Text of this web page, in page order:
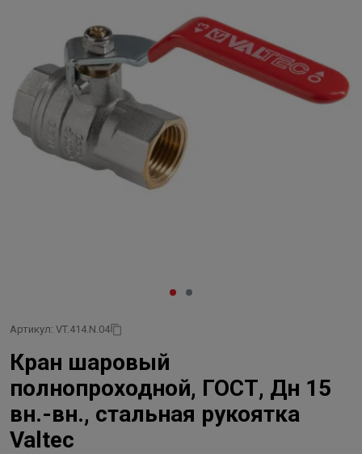
Артикул: VT.414.N.04
Кран шаровый
полнопроходной, ГОСТ, Дн 15
вн.-вн., стальная рукоятка
Valtec